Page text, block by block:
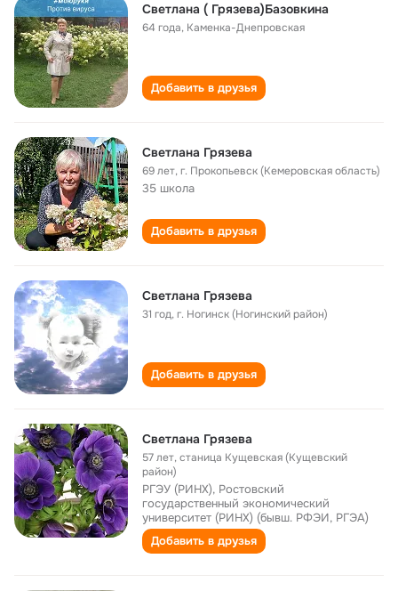
Светлана ( Грязева)Базовкина
64 года, Каменка-Днепровская
Добавить в друзья
Светлана Грязева
69 лет,г. Прокопьевск (Кемеровская область)
35 школа
Добавить в друзья
Светлана Грязева
31 год,г. Ногинск (Ногинский район)
Добавить в друзья
Светлана Грязева
57 лет,станица Кущевская (Кущевский
район)
РГЭУ (РИНХ), Ростовский
государственный экономический
университет (РИНХ) (бывш. РФЭИ, РГЭА)
Добавить в друзья